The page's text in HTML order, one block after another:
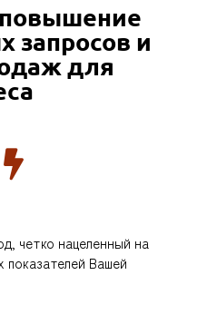
запросов и
для
четко нацеленный на
показателей Вашей